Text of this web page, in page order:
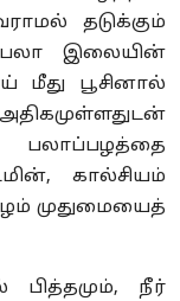
தடுக்கும்
பலா இலையின்
பூசினால்
பலாப்பழத்தை
கால்சியம்
முதுமையைத்
நீர்